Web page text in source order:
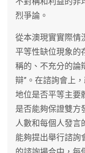
烈爭論。
從本澳現實實際情
平等性缺位現象的
稱的、不充分的論
辯”。在諮詢會上
地位是否平等主要
是否能夠保證雙方
人數和每個人發言
能夠提出舉行諮詢